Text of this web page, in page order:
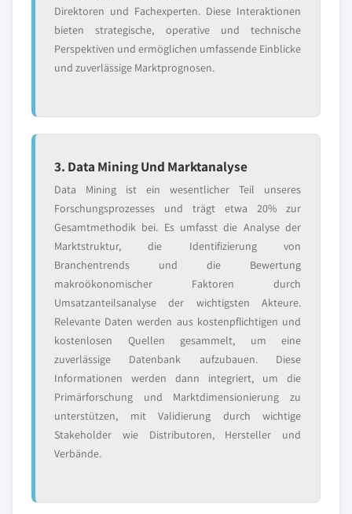
Direktoren und Fachexperten. Diese Interaktionen
bieten strategische, operative und technische
Perspektiven und ermöglichen umfassende Einblicke
und zuverlässige Marktprognosen.
3. Data Mining Und Marktanalyse
Data Mining ist ein wesentlicher Teil unseres
Forschungsprozesses und trägt etwa 20% zur
Gesamtmethodik bei. Es umfasst die Analyse der
Marktstruktur, die Identifizierung von
Branchentrends und die Bewertung
makroökonomischer Faktoren durch
Umsatzanteilsanalyse der wichtigsten Akteure.
Relevante Daten werden aus kostenpflichtigen und
kostenlosen Quellen gesammelt, um eine
zuverlässige Datenbank aufzubauen. Diese
Informationen werden dann integriert, um die
Primärforschung und Marktdimensionierung zu
unterstützen, mit Validierung durch wichtige
Stakeholder wie Distributoren, Hersteller und
Verbände.